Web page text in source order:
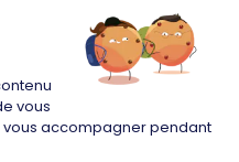
newsletter